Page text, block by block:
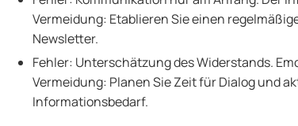
Vermeidung: Etablieren Sie einen
Newsletter.
Fehler: Unterschätzung des Widerstands.
Vermeidung: Planen Sie Zeit für Dialog und
Informationsbedarf.